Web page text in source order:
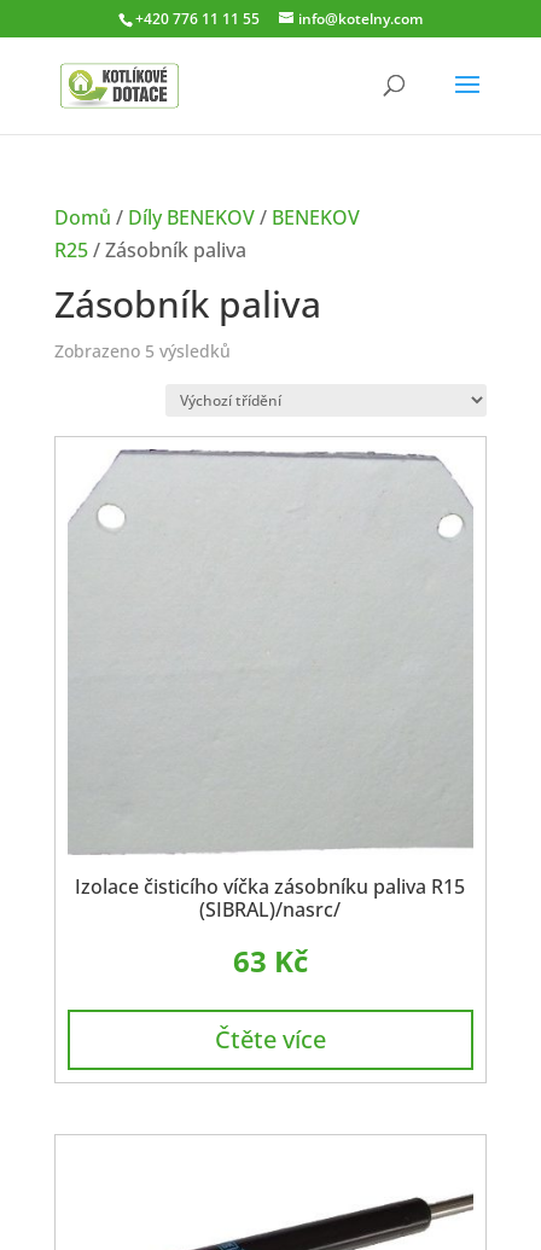
+420 776 11 11 55 info@kotelny.com
Domů / Díly BENEKOV/ BENEKOV
R25/ Zásobník paliva
Zásobník paliva
Zobrazeno 5 výsledků
Izolace čisticího víčka zásobníku paliva R15
(SIBRAL)/nasrc/
63 Kč
Čtěte více